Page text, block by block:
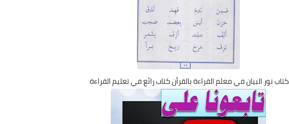
كتاب نور البيان في معلم القراءة بالقرأن كتاب رائع في تعليم القراءة